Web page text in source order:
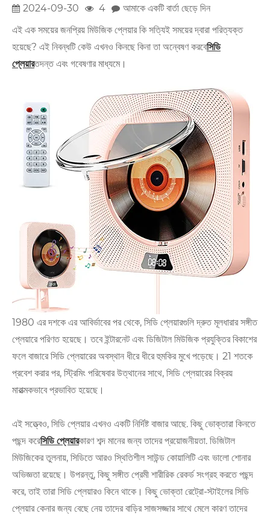
2024-09-30 4
আমাকে একটি বার্তা ছেড়ে দিন
এই এক সময়ের জনপ্রিয় মিউজিক প্লেয়ার কি সত্যিই সময়ের দ্বারা পরিত্যক্ত
হয়েছে? এই নিবন্ধটি কেউ এখনও কিনছে কিনা তা অন্বেষণ করবেসিডি
প্লেয়ারতদন্ত এবং গবেষণার মাধ্যমে।
1980 এর দশকে এর আবির্ভাবের পর থেকে, সিডি প্লেয়ারগুলি দ্রুত মূলধারার সঙ্গীত
প্লেয়ারে পরিণত হয়েছে। তবে ইন্টারনেট এবং ডিজিটাল মিউজিক প্রযুক্তির বিকাশের
ফলে বাজারে সিডি প্লেয়ারের অবস্থান ধীরে ধীরে হুমকির মুখে পড়েছে। 21 শতকে
প্রবেশ করার পর, স্ট্রিমিং পরিষেবার উত্থানের সাথে, সিডি প্লেয়ারের বিক্রয়
মারাত্মকভাবে প্রভাবিত হয়েছে।
এই সত্ত্বেও, সিডি প্লেয়ার এখনও একটি নির্দিষ্ট বাজার আছে. কিছু ভোক্তারা কিনতে
পছন্দ করেসিডি প্লেয়ারকারণ শব্দ মানের জন্য তাদের প্রয়োজনীয়তা. ডিজিটাল
মিউজিকের তুলনায়, সিডিতে আরও স্থিতিশীল সাউন্ড কোয়ালিটি এবং ভালো শোনার
অভিজ্ঞতা রয়েছে। উপরন্তু, কিছু সঙ্গীত প্রেমী শারীরিক রেকর্ড সংগ্রহ করতে পছন্দ
করে, তাই তারা সিডি প্লেয়ারও কিনে থাকে। কিছু ভোক্তা রেট্রো-স্টাইলের সিডি
প্লেয়ার কেনার জন্য বেছে নেয় তাদের বাড়ির সাজসজ্জার সাথে মেলে কারণ তাদের